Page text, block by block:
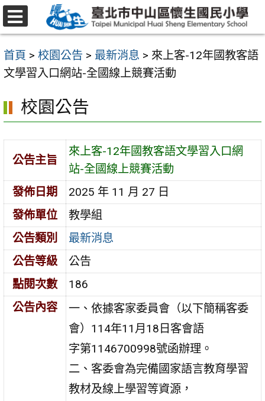
跳
至
要
內
區
首頁 > 校園公告 > 最新消息 > 來上客-12年國教客語
文學習入口網站-全國線上競賽活動
校園公告
公告主旨
來上客-12年國教客語文學習入口網
站-全國線上競賽活動
發佈日期
2025 年 11 月 27 日
發佈單位
教學組
公告類別
最新消息
公告等級
公告
點閱次數
186
公告內容
一、依據客家委員會（以下簡稱客委
會）114年11月18日客會語
字第1146700998號函辦理。
二、客委會為完備國家語言教育學習
教材及線上學習等資源，
選
單